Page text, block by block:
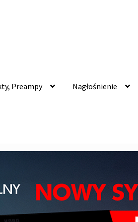
Preampy Nagłośnienie